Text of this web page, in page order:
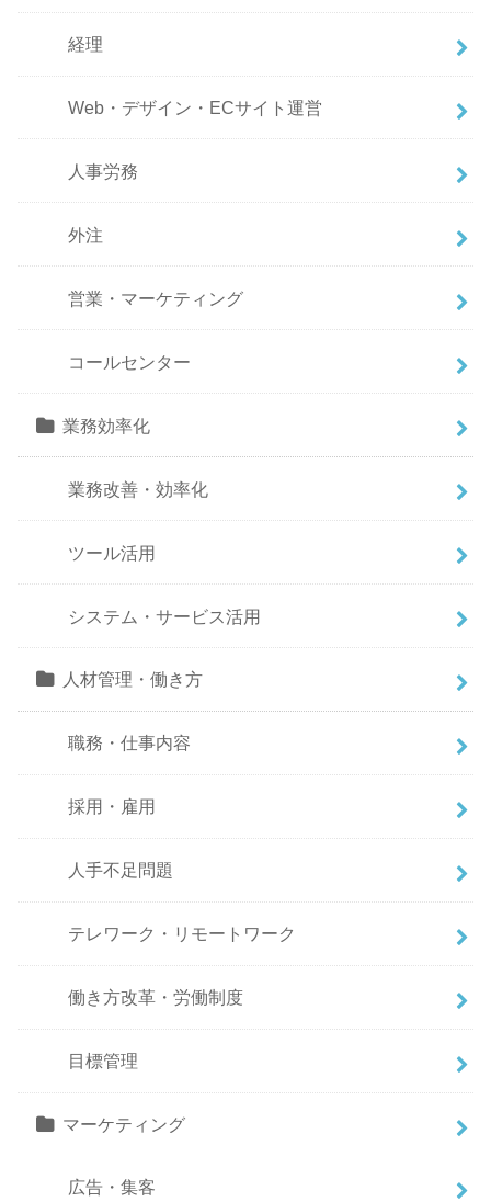
経理
Web・デザイン・ECサイト運営
人事労務
外注
営業・マーケティング
コールセンター
業務効率化
業務改善・効率化
ツール活用
システム・サービス活用
人材管理・働き方
職務・仕事内容
採用・雇用
人手不足問題
テレワーク・リモートワーク
働き方改革・労働制度
目標管理
マーケティング
広告・集客